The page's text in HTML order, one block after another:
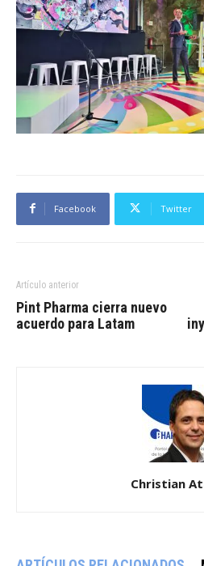
Facebook Twitter
Artículo anterior
Pint Pharma cierra nuevo
acuerdo para Latam
Christian